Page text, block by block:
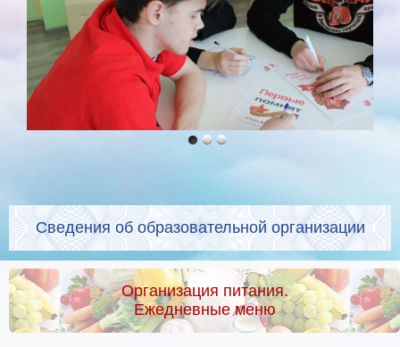
Сведения об образовательной организации
Организация питания.
Ежедневные меню